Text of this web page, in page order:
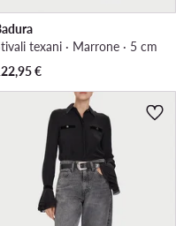
texani · Marrone · 5 cm
€